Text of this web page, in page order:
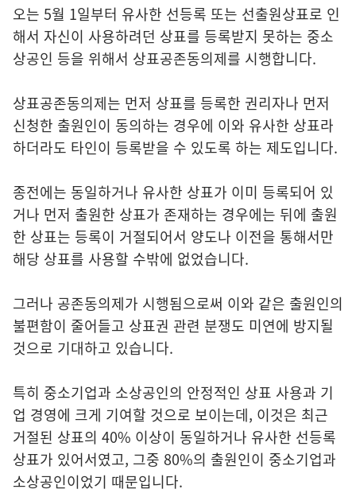
오는 5월 1일부터 유사한 선등록 또는 선출원상표로 인
해서 자신이 사용하려던 상표를 등록받지 못하는 중소
상공인 등을 위해서 상표공존동의제를 시행합니다.
상표공존동의제는 먼저 상표를 등록한 권리자나 먼저
신청한 출원인이 동의하는 경우에 이와 유사한 상표라
하더라도 타인이 등록받을 수 있도록 하는 제도입니다.
종전에는 동일하거나 유사한 상표가 이미 등록되어 있
거나 먼저 출원한 상표가 존재하는 경우에는 뒤에 출원
한 상표는 등록이 거절되어서 양도나 이전을 통해서만
해당 상표를 사용할 수밖에 없었습니다.
그러나 공존동의제가 시행됨으로써 이와 같은 출원인의
불편함이 줄어들고 상표권 관련 분쟁도 미연에 방지될
것으로 기대하고 있습니다.
특히 중소기업과 소상공인의 안정적인 상표 사용과 기
업 경영에 크게 기여할 것으로 보이는데, 이것은 최근
거절된 상표의 40% 이상이 동일하거나 유사한 선등록
상표가 있어서였고, 그중 80%의 출원인이 중소기업과
소상공인이었기 때문입니다.